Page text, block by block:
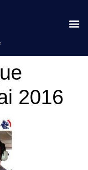
2016